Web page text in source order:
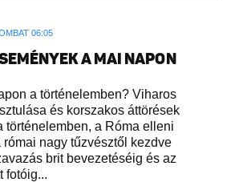
06:05
A MAI NAPON
a történelemben? Viharos
és korszakos áttörések
történelemben, a Róma elleni
nagy tűzvésztől kezdve
brit bevezetéséig és az
fotóig...